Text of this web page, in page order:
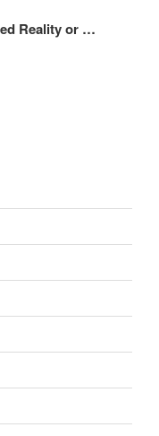
Reality or …